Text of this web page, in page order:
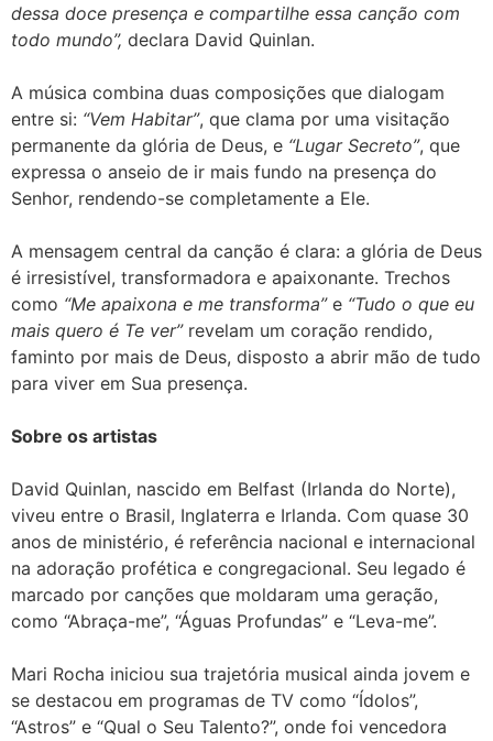
dessa doce presença e compartilhe essa canção com
todo mundo”, declara David Quinlan.
A música combina duas composições que dialogam
entre si: “Vem Habitar”, que clama por uma visitação
permanente da glória de Deus, e “Lugar Secreto”, que
expressa o anseio de ir mais fundo na presença do
Senhor, rendendo-se completamente a Ele.
A mensagem central da canção é clara: a glória de Deus
é irresistível, transformadora e apaixonante. Trechos
como “Me apaixona e me transforma”e “Tudo o que eu
mais quero é Te ver”revelam um coração rendido,
faminto por mais de Deus, disposto a abrir mão de tudo
para viver em Sua presença.
Sobre os artistas
David Quinlan, nascido em Belfast (Irlanda do Norte),
viveu entre o Brasil, Inglaterra e Irlanda. Com quase 30
anos de ministério, é referência nacional e internacional
na adoração profética e congregacional. Seu legado é
marcado por canções que moldaram uma geração,
como “Abraça-me”, “Águas Profundas” e “Leva-me”.
Mari Rocha iniciou sua trajetória musical ainda jovem e
se destacou em programas de TV como “Ídolos”,
“Astros” e “Qual o Seu Talento?”, onde foi vencedora